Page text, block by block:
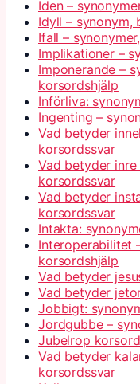
Iden –
Idyll – synonym,
Ifall –
Implikationer –
Imponerande –
korsordshjälp
Införliva:
Ingenting –
Vad betyder
korsordssvar
Vad betyder
korsordssvar
Vad betyder
korsordssvar
Intakta:
Interoperabilitet
korsordshjälp
Vad betyder
Vad betyder
Jobbigt:
Jordgubbe –
Jubelrop
Vad betyder
korsordssvar